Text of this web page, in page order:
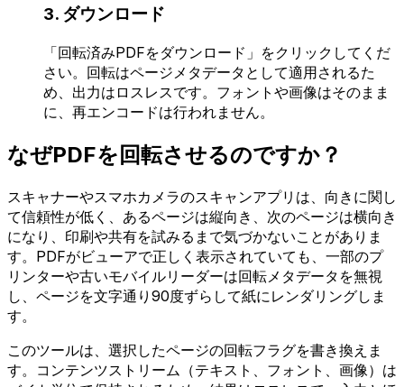
3. ダウンロード
「回転済みPDFをダウンロード」をクリックしてくだ
さい。回転はページメタデータとして適用されるた
め、出力はロスレスです。フォントや画像はそのまま
に、再エンコードは行われません。
なぜPDFを回転させるのですか？
スキャナーやスマホカメラのスキャンアプリは、向きに関し
て信頼性が低く、あるページは縦向き、次のページは横向き
になり、印刷や共有を試みるまで気づかないことがありま
す。PDFがビューアで正しく表示されていても、一部のプ
リンターや古いモバイルリーダーは回転メタデータを無視
し、ページを文字通り90度ずらして紙にレンダリングしま
す。
このツールは、選択したページの回転フラグを書き換えま
す。コンテンツストリーム（テキスト、フォント、画像）は